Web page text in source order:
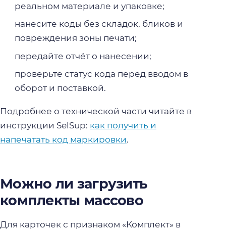
реальном материале и упаковке;
нанесите коды без складок, бликов и
повреждения зоны печати;
передайте отчёт о нанесении;
проверьте статус кода перед вводом в
оборот и поставкой.
Подробнее о технической части читайте в
инструкции SelSup: как получить и
напечатать код маркировки.
Можно ли загрузить
комплекты массово
Для карточек с признаком «Комплект» в